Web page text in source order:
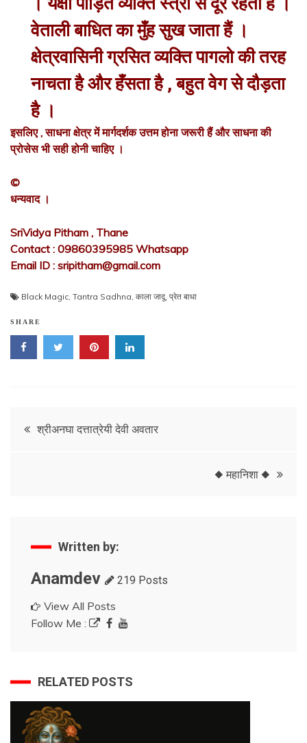
वेताली बाधित का मुँह सुख जाता हैं ।
क्षेत्रवासिनी ग्रसित व्यक्ति पागलो की तरह
नाचता है और हँसता है , बहुत वेग से दौड़ता
है ।
इसलिए , साधना क्षेत्र में मार्गदर्शक उत्तम होना जरूरी हैं और साधना की
प्रोसेस भी सही होनी चाहिए ।
©
धन्यवाद ।
SriVidya Pitham , Thane
Contact : 09860395985 Whatsapp
Email ID : sripitham@gmail.com
Black Magic, Tantra Sadhna, काला जादू, प्रेत बाधा
SHARE
Post
श्रीअनघा दत्तात्रेयी देवी अवतार
◆ महानिशा ◆
Written by:
Anamdev 219 Posts
View All Posts
Follow Me :
RELATED POSTS